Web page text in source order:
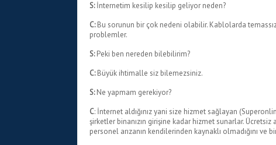
S:İnternetim kesilip kesilip geliyor neden?
C:Bu sorunun bir çok nedeni olabilir. Kablolarda
problemler.
S:Peki ben nereden bilebilirim?
C:Büyük ihtimalle siz bilemezsiniz.
S:Ne yapmam gerekiyor?
C: İnternet aldığınız yani size hizmet sağlayan
şirketler binanızın girişine kadar hizmet sunarlar.
personel arızanın kendilerinden kaynaklı olmadığını ve